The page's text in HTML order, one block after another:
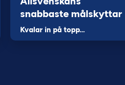
snabbaste målskyttar
Kvalar in på topp…